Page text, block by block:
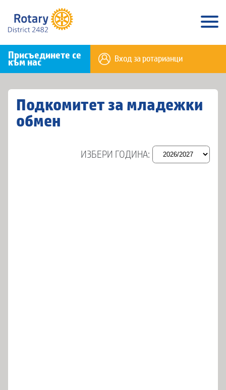
Присъединете се
към нас Вход за ротарианци
Подкомитет за младежки
обмен
ИЗБЕРИ ГОДИНА: